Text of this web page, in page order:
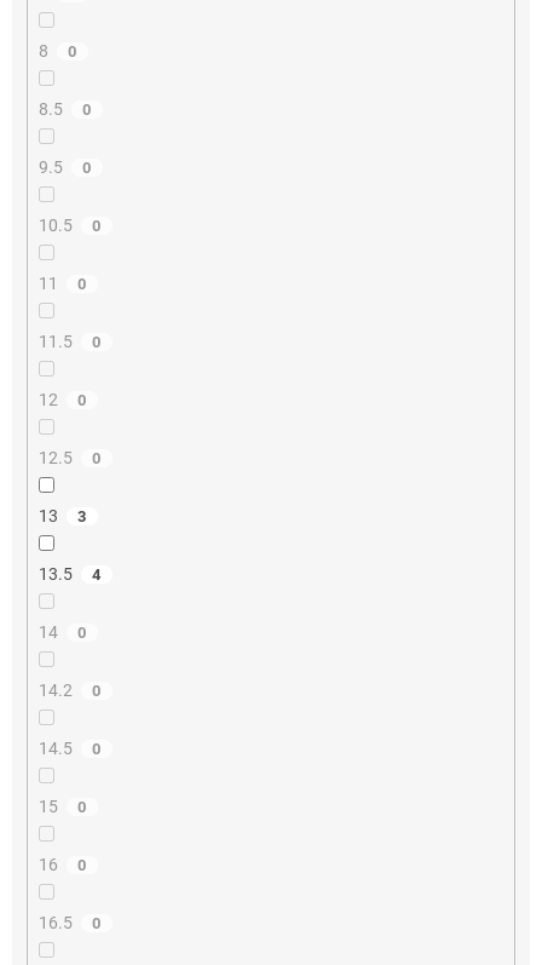
8 0
8.5 0
9.5 0
10.5 0
11 0
11.5 0
12 0
12.5 0
13 3
13.5 4
14 0
14.2 0
14.5 0
15 0
16 0
16.5 0